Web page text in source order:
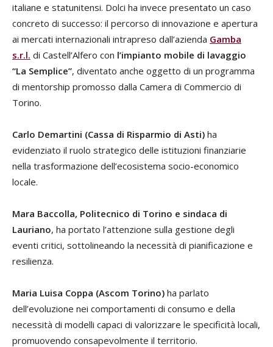
italiane e statunitensi. Dolci ha invece presentato un caso
concreto di successo: il percorso di innovazione e apertura
ai mercati internazionali intrapreso dall’azienda Gamba
s.r.l. di Castell’Alfero con l’impianto mobile di lavaggio
“La Semplice”, diventato anche oggetto di un programma
di mentorship promosso dalla Camera di Commercio di
Torino.
Carlo Demartini (Cassa di Risparmio di Asti) ha
evidenziato il ruolo strategico delle istituzioni finanziarie
nella trasformazione dell’ecosistema socio-economico
locale.
Mara Baccolla, Politecnico di Torino e sindaca di
Lauriano, ha portato l’attenzione sulla gestione degli
eventi critici, sottolineando la necessità di pianificazione e
resilienza.
Maria Luisa Coppa (Ascom Torino) ha parlato
dell’evoluzione nei comportamenti di consumo e della
necessità di modelli capaci di valorizzare le specificità locali,
promuovendo consapevolmente il territorio.